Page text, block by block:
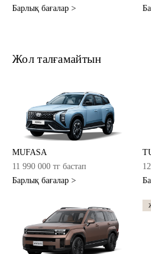
Барлық бағалар >
Жол талғамайтын
MUFASA
11 990 000 тг бастап
Барлық бағалар >